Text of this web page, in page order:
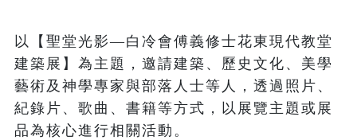
以【聖堂光影—白冷會傅義修士花東現代教堂
建築展】為主題，邀請建築、歷史文化、美學
藝術及神學專家與部落人士等人，透過照片、
紀錄片、歌曲、書籍等方式，以展覽主題或展
品為核心進行相關活動。